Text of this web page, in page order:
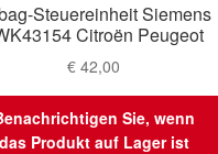
Steuereinheit Siemens
Citroën Peugeot
€ 42,00
Sie, wenn
Produkt auf Lager ist